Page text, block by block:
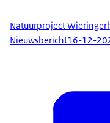
Natuurproject
Nieuwsbericht16-12-